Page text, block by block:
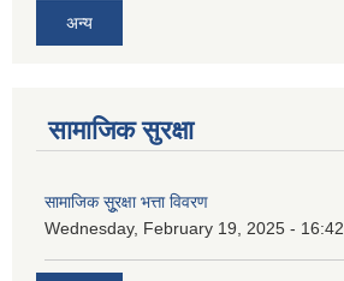
अन्य
सामाजिक सुरक्षा
सामाजिक सूुरक्षा भत्ता विवरण
Wednesday, February 19, 2025 - 16:42